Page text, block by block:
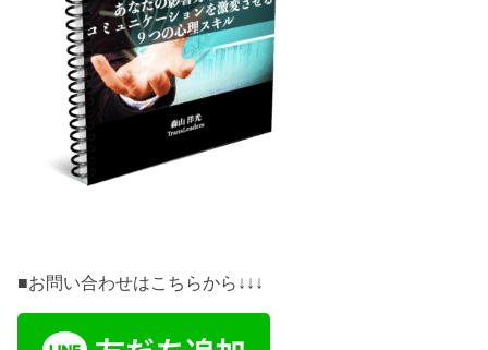
■お問い合わせはこちらから↓↓↓